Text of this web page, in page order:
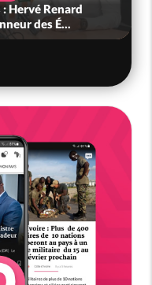
Hervé Renard
des É...